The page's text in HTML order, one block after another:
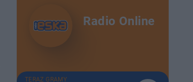
Radio Online
TERAZ GRAMY